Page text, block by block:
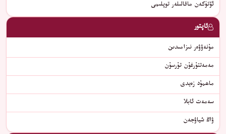
ئۆتۈكەن ماقالىلەر توپلىمى
ئاپتور
مۇنەۋۋەر نىزامىدىن
مەمەتتۇرغۇن تۇرسۇن
ماھمۇد زەيدى
سەمەت ئابلا
ۋاڭ شياۋجەن